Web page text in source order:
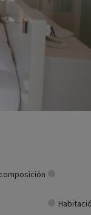
familiares cerca de
¡y puede